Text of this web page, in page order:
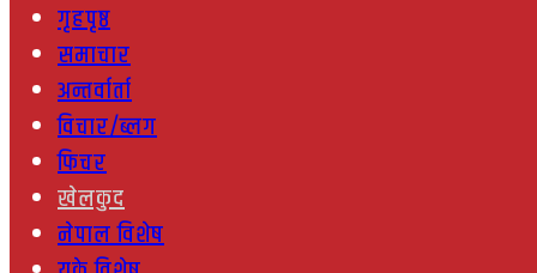
गृहपृष्ठ
समाचार
अन्तर्वार्ता
विचार/ब्लग
फिचर
खेलकुद
नेपाल विशेष